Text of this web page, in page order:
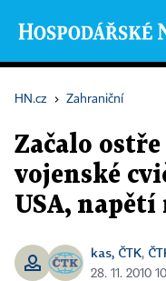
HN.cz › Zahraniční
Začalo
vojenské
USA, napětí
kas, ČTK,
28. 11. 2010